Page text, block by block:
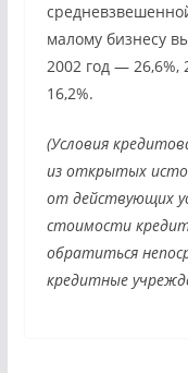
малому бизнесу
2002 год — 26,6%,
16,2%.
(Условия
из открытых
от действующих
стоимости
обратиться
кредитные